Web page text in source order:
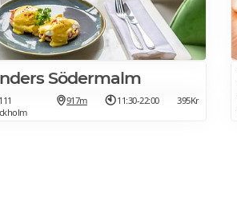
Södermalm
917m 11:30-22:00 395Kr